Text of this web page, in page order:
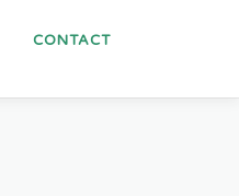
CONTACT